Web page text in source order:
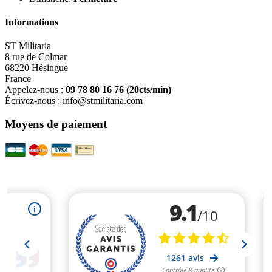
Informations
ST Militaria
8 rue de Colmar
68220 Hésingue
France
Appelez-nous : 09 78 80 16 76 (20cts/min)
Écrivez-nous : info@stmilitaria.com
Moyens de paiement